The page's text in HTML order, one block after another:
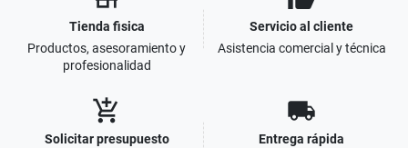
Tienda fisica
Productos, asesoramiento y
profesionalidad
Servicio al cliente
Asistencia comercial y técnica
add_shopping_cart
Solicitar presupuesto
local_shipping
Entrega rápida